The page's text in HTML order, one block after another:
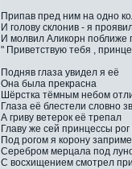
Припав пред ним на одно
И голову склонив - я
И молвил Аликорн поближе
" Приветствую тебя ,
Подняв глаза увидел я её
Она была прекрасна
Шёрстка тёмным небом
Глаза её блестели словно
А гриву ветерок её трепал
Главу же сей принцессы
Под рогом я корону
Серебром мерцала под
С восхищением смотрел